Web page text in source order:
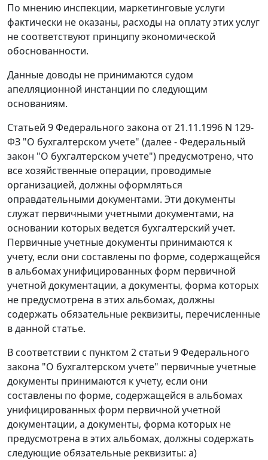
По мнению инспекции, маркетинговые услуги
фактически не оказаны, расходы на оплату этих услуг
не соответствуют принципу экономической
обоснованности.
Данные доводы не принимаются судом
апелляционной инстанции по следующим
основаниям.
Статьей 9Федерального закона от 21.11.1996 N 129-
ФЗ "О бухгалтерском учете" (далее -Федеральный
закон "О бухгалтерском учете") предусмотрено, что
все хозяйственные операции, проводимые
организацией, должны оформляться
оправдательными документами. Эти документы
служат первичными учетными документами, на
основании которых ведется бухгалтерский учет.
Первичные учетные документы принимаются к
учету, если они составлены по форме, содержащейся
в альбомах унифицированных форм первичной
учетной документации, а документы, форма которых
не предусмотрена в этих альбомах, должны
содержать обязательные реквизиты, перечисленные
в данной статье.
В соответствии с пунктом 2 статьи 9Федерального
закона "О бухгалтерском учете" первичные учетные
документы принимаются к учету, если они
составлены по форме, содержащейся в альбомах
унифицированных форм первичной учетной
документации, а документы, форма которых не
предусмотрена в этих альбомах, должны содержать
следующие обязательные реквизиты: а)